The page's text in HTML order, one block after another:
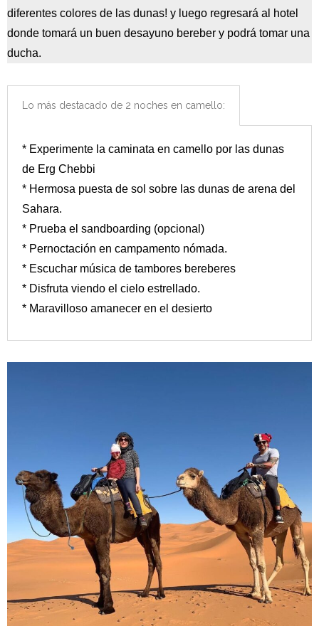
diferentes colores de las dunas! y luego regresará al hotel
donde tomará un buen desayuno bereber y podrá tomar una
ducha.
Lo más destacado de 2 noches en camello:
* Experimente la caminata en camello por las dunas
de Erg Chebbi
* Hermosa puesta de sol sobre las dunas de arena del
Sahara.
* Prueba el sandboarding (opcional)
* Pernoctación en campamento nómada.
* Escuchar música de tambores bereberes
* Disfruta viendo el cielo estrellado.
* Maravilloso amanecer en el desierto